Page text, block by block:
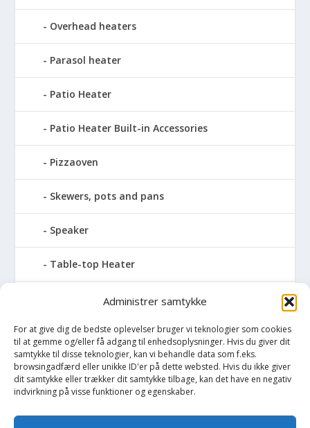
Administrer samtykke
For at give dig de bedste oplevelser bruger vi teknologier som cookies
til at gemme og/eller få adgang til enhedsoplysninger. Hvis du giver dit
samtykke til disse teknologier, kan vi behandle data som f.eks.
browsingadfærd eller unikke ID'er på dette websted. Hvis du ikke giver
dit samtykke eller trækker dit samtykke tilbage, kan det have en negativ
indvirkning på visse funktioner og egenskaber.
Overhead heaters
Parasol heater
Patio Heater
Patio Heater Built-in Accessories
Pizzaoven
Skewers, pots and pans
Speaker
Table-top Heater
Tables with fireplace
Tabletop Fires
Vinkælder
Vinreol